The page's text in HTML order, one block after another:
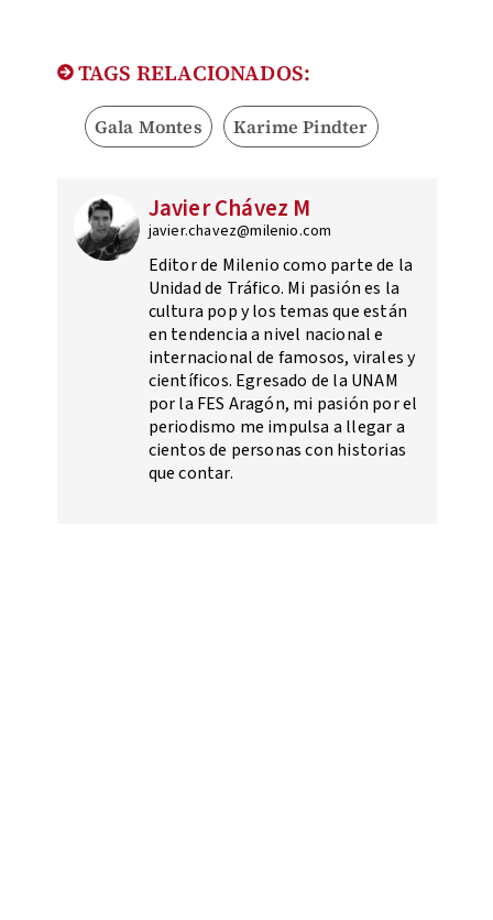
TAGS RELACIONADOS:
Gala Montes Karime Pindter
Javier Chávez M
javier.chavez@milenio.com
Editor de Milenio como parte de la
Unidad de Tráfico. Mi pasión es la
cultura pop y los temas que están
en tendencia a nivel nacional e
internacional de famosos, virales y
científicos. Egresado de la UNAM
por la FES Aragón, mi pasión por el
periodismo me impulsa a llegar a
cientos de personas con historias
que contar.